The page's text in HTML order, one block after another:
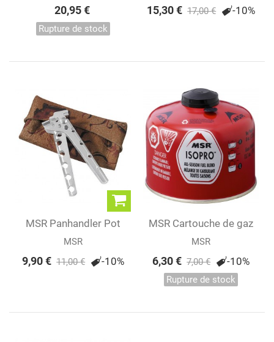
20,95 €
Rupture de stock
15,30 € 17,00 € -10%
MSR Panhandler Pot
Lifter
MSR
9,90 € 11,00 € -10%
MSR Cartouche de gaz
IsoPro 227 g
MSR
6,30 € 7,00 € -10%
Rupture de stock